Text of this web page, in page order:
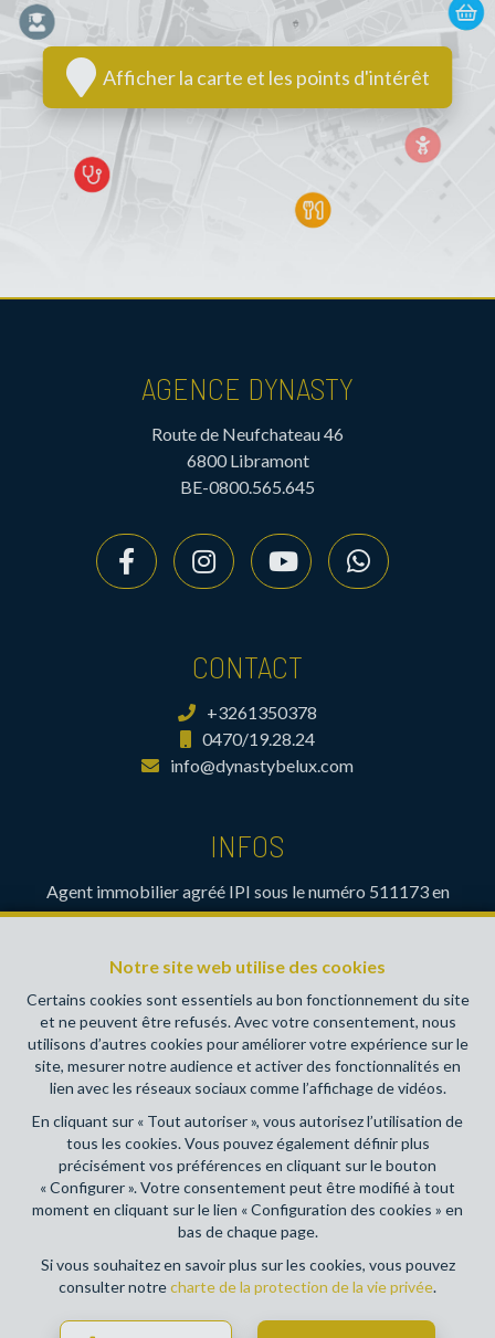
Afficher la carte et les points d'intérêt
Notre site web utilise des cookies
Certains cookies sont essentiels au bon fonctionnement du site
et ne peuvent être refusés. Avec votre consentement, nous
utilisons d’autres cookies pour améliorer votre expérience sur le
site, mesurer notre audience et activer des fonctionnalités en
lien avec les réseaux sociaux comme l’affichage de vidéos.
En cliquant sur « Tout autoriser », vous autorisez l’utilisation de
tous les cookies. Vous pouvez également définir plus
précisément vos préférences en cliquant sur le bouton
« Configurer ». Votre consentement peut être modifié à tout
moment en cliquant sur le lien « Configuration des cookies » en
bas de chaque page.
Si vous souhaitez en savoir plus sur les cookies, vous pouvez
consulter notrecharte de la protection de la vie privée.
AGENCE DYNASTY
Route de Neufchateau 46
6800 Libramont
BE-0800.565.645
CONTACT
+3261350378
0470/19.28.24
info@dynastybelux.com
INFOS
Agent immobilier agréé IPI sous le numéro 511173 en
Belgique- Instance de contrôle: Institut professionnel des
(+32 2 505 38 50 - info@ipi.be) - Soumis au
déontologique de l’ IPI
RC professionnelle et cautionnement via AXA Belgium SA,
Place du Trône 1, 1000 Bruxelles – police n° 730390160.
Couverture valable pour les activités réalisées en Belgique
Conditions générales d'utilisation du site
Charte de la protection de la vie privée
Configuration des cookies
POWERED BY DESIGNED AND DEVELOPED BY